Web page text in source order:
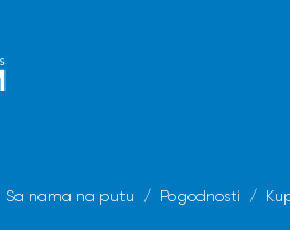
Sa nama na putu / Pogodnosti /